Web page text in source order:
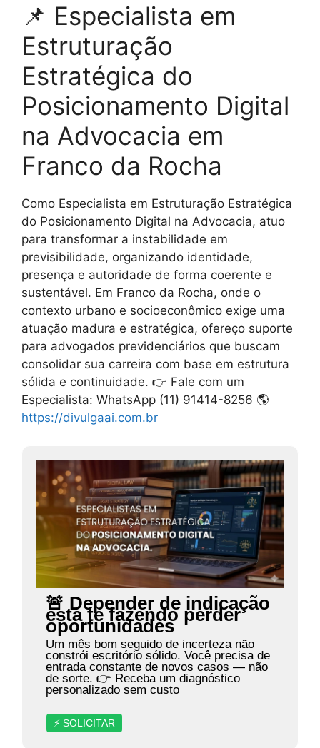
📌 Especialista em
Estruturação
Estratégica do
Posicionamento Digital
na Advocacia em
Franco da Rocha
Como Especialista em Estruturação Estratégica
do Posicionamento Digital na Advocacia, atuo
para transformar a instabilidade em
previsibilidade, organizando identidade,
presença e autoridade de forma coerente e
sustentável. Em Franco da Rocha, onde o
contexto urbano e socioeconômico exige uma
atuação madura e estratégica, ofereço suporte
para advogados previdenciários que buscam
consolidar sua carreira com base em estrutura
sólida e continuidade. 👉 Fale com um
Especialista: WhatsApp (11) 91414-8256 🌎
https://divulgaai.com.br
🚨 Depender de indicação
está te fazendo perder
oportunidades
Um mês bom seguido de incerteza não
constrói escritório sólido. Você precisa de
entrada constante de novos casos — não
de sorte. 👉 Receba um diagnóstico
personalizado sem custo
⚡ SOLICITAR